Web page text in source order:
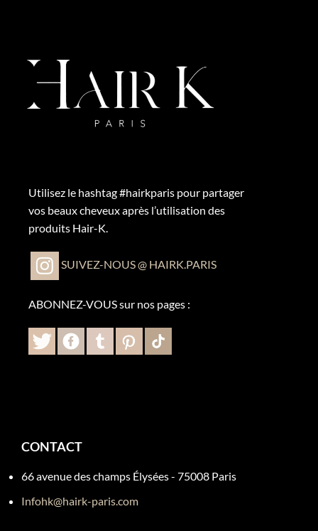
Utilisez le hashtag #hairkparis pour partager
vos beaux cheveux après l’utilisation des
produits Hair-K.
SUIVEZ-NOUS @ HAIRK.PARIS
ABONNEZ-VOUS sur nos pages :
CONTACT
66 avenue des champs Élysées - 75008 Paris
Infohk@hairk-paris.com